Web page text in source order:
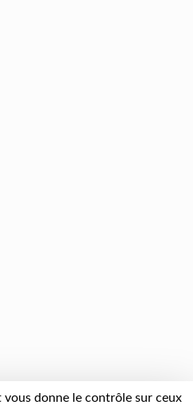
vous donne le contrôle sur ceux